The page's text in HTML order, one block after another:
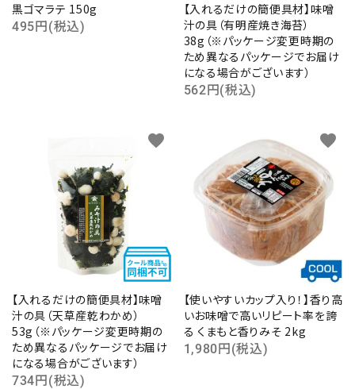
黒ゴマラテ 150g
495円(税込)
【入れるだけの簡便具材】味噌
汁の具（有明産焼き海苔）
38g（※パッケージ変更時期の
ため異なるパッケージでお届け
になる場合がございます）
562円(税込)
【入れるだけの簡便具材】味噌
汁の具（天草産乾わかめ）
53g（※パッケージ変更時期の
ため異なるパッケージでお届け
になる場合がございます）
734円(税込)
favorite
【使いやすいカップ入り！】香り高
いお味噌で高いリピート率を誇
る くまもと香りみそ 2kg
1,980円(税込)
favorite